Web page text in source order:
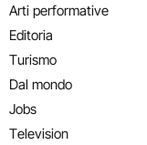
Arti performative
Editoria
Turismo
Dal mondo
Jobs
Television